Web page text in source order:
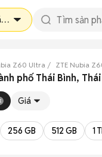
Bình
Z60 Ultra ZTE Nubia
phố Thái Bình,
Giá
256 GB 512 GB 1